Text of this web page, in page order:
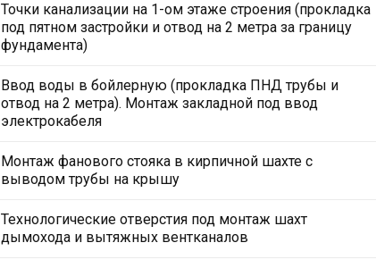
Точки канализации на 1-ом этаже строения (прокладка
под пятном застройки и отвод на 2 метра за границу
фундамента)
Ввод воды в бойлерную (прокладка ПНД трубы и
отвод на 2 метра). Монтаж закладной под ввод
электрокабеля
Монтаж фанового стояка в кирпичной шахте с
выводом трубы на крышу
Технологические отверстия под монтаж шахт
дымохода и вытяжных вентканалов